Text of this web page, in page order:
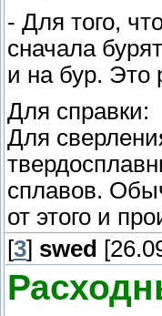
- Для того,
сначала
и на бур. Это
Для справки:
Для
сплавов.
от этого и
[3] swed